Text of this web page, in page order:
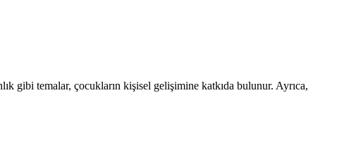
gibi temalar, çocukların kişisel gelişimine katkıda bulunur. Ayrıca,